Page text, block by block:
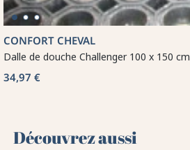
CONFORT CHEVAL
Dalle de douche Challenger 100 x 150 cm
34,97 €
Découvrez aussi 🌻